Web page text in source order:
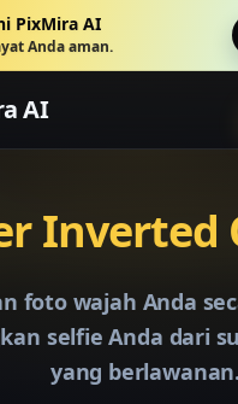
PixMira AI
Anda aman.
AI
Inverted
foto wajah Anda
selfie Anda dari
yang berlawanan.